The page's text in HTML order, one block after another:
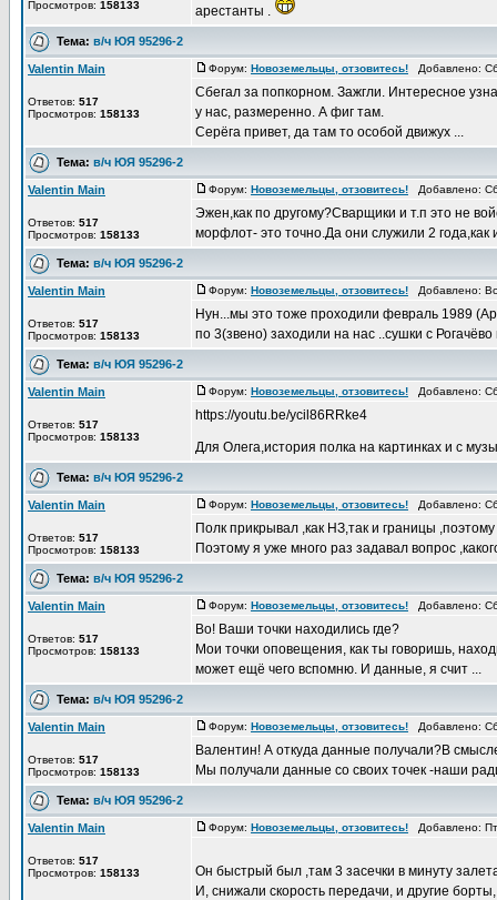
Просмотров: 158133 арестанты .
Тема: в/ч ЮЯ 95296-2
Valentin Main
Ответов: 517
Просмотров: 158133
Форум: Новоземельцы, отзовитесь! Добавлено:
Сбегал за попкорном. Зажгли. Интересное
у нас, размеренно. А фиг там.
Серёга привет, да там то особой движух ...
Тема: в/ч ЮЯ 95296-2
Valentin Main
Ответов: 517
Просмотров: 158133
Форум: Новоземельцы, отзовитесь! Добавлено:
Эжен,как по другому?Сварщики и т.п это не
морфлот- это точно.Да они служили 2 года,как
Тема: в/ч ЮЯ 95296-2
Valentin Main
Ответов: 517
Просмотров: 158133
Форум: Новоземельцы, отзовитесь! Добавлено:
Нун...мы это тоже проходили февраль 1989
по 3(звено) заходили на нас ..сушки с
Тема: в/ч ЮЯ 95296-2
Valentin Main
Ответов: 517
Просмотров: 158133
Форум: Новоземельцы, отзовитесь! Добавлено:
https://youtu.be/ycil86RRke4
Для Олега,история полка на картинках и с
Тема: в/ч ЮЯ 95296-2
Valentin Main
Ответов: 517
Просмотров: 158133
Форум: Новоземельцы, отзовитесь! Добавлено:
Полк прикрывал ,как НЗ,так и границы
Поэтому я уже много раз задавал вопрос
Тема: в/ч ЮЯ 95296-2
Valentin Main
Ответов: 517
Просмотров: 158133
Форум: Новоземельцы, отзовитесь! Добавлено:
Во! Ваши точки находились где?
Мои точки оповещения, как ты говоришь,
может ещё чего вспомню. И данные, я счит ...
Тема: в/ч ЮЯ 95296-2
Valentin Main
Ответов: 517
Просмотров: 158133
Форум: Новоземельцы, отзовитесь! Добавлено:
Валентин! А откуда данные получали?В
Мы получали данные со своих точек -наши
Тема: в/ч ЮЯ 95296-2
Valentin Main
Ответов: 517
Просмотров: 158133
Форум: Новоземельцы, отзовитесь! Добавлено:
Он быстрый был ,там 3 засечки в минуту
И, снижали скорость передачи, и другие